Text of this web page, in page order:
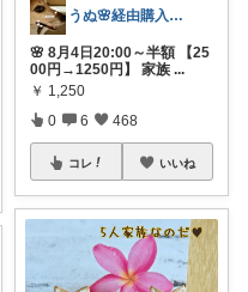
うぬ🌸経由購入ありがとです🙇‍♀️
🌸 8月4日20:00～半額 【25
00円→1250円】 家族 ...
￥ 1,250
0 6 468
コレ いいね